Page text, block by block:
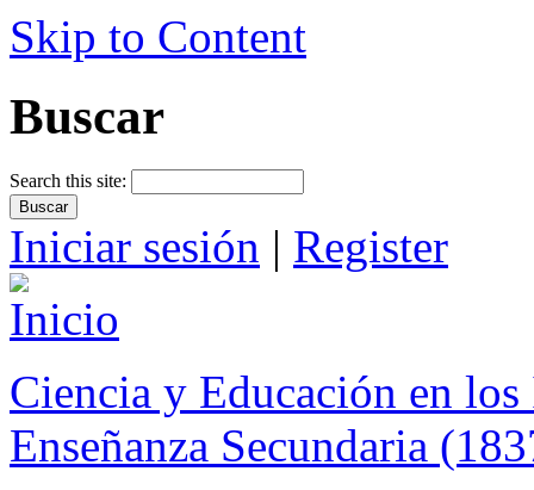
Skip to Content
Buscar
Search this site:
Iniciar sesión | Register
Ciencia y Educación en
Enseñanza Secundaria